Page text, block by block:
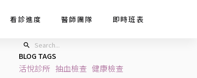
看診進度 醫師團隊 即時班表
BLOG TAGS
活悅診所 抽血檢查 健康檢查